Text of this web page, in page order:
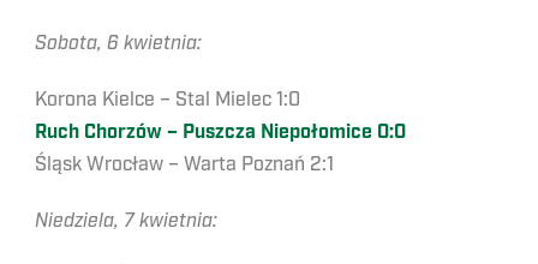
Sobota, 6 kwietnia:
Korona Kielce – Stal Mielec 1:0
Ruch Chorzów – Puszcza Niepołomice 0:0
Śląsk Wrocław – Warta Poznań 2:1
Niedziela, 7 kwietnia: